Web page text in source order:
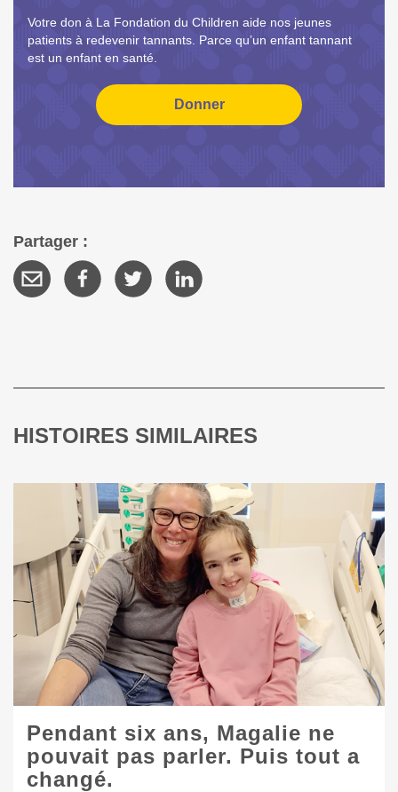
Votre don à La Fondation du Children aide nos jeunes
patients à redevenir tannants. Parce qu’un enfant tannant
est un enfant en santé.
Partager :
HISTOIRES SIMILAIRES
Pendant six ans, Magalie ne
pouvait pas parler. Puis tout a
changé.